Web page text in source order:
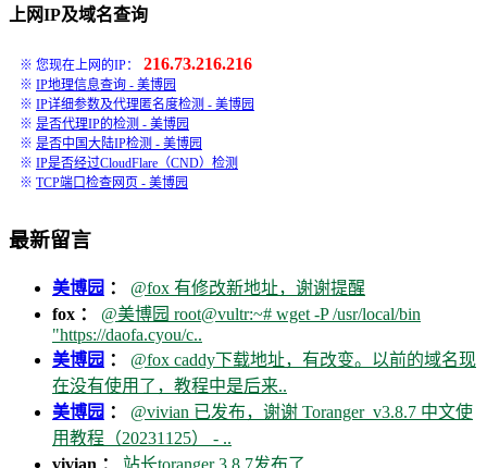
上网IP及域名查询
※ 您现在上网的IP： 216.73.216.216
※ IP地理信息查询 - 美博园
※ IP详细参数及代理匿名度检测 - 美博园
※ 是否代理IP的检测 - 美博园
※ 是否中国大陆IP检测 - 美博园
※ IP是否经过CloudFlare（CND）检测
※ TCP端口检查网页 - 美博园
最新留言
美博园 ： @fox 有修改新地址，谢谢提醒
fox ： @美博园 root@vultr:~# wget -P /usr/local/bin
"https://daofa.cyou/c..
美博园 ： @fox caddy下载地址，有改变。以前的域名现
在没有使用了，教程中是后来..
美博园 ： @vivian 已发布，谢谢 Toranger_v3.8.7 中文使
用教程（20231125） - ..
vivian ： 站长toranger 3.8.7发布了